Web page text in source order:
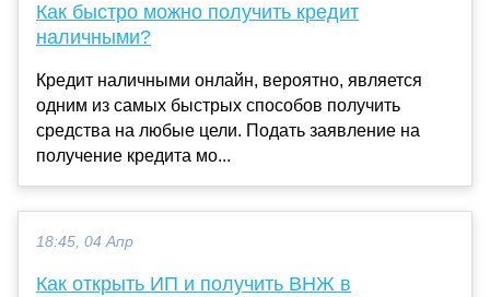
Как быстро можно получить кредит
наличными?
Кредит наличными онлайн, вероятно, является
одним из самых быстрых способов получить
средства на любые цели. Подать заявление на
получение кредита мо...
18:45, 04 Апр
Как открыть ИП и получить ВНЖ в